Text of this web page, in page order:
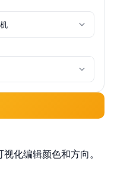
化编辑颜色和方向。